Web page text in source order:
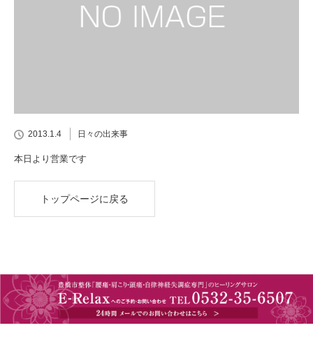
2013.1.4 日々の出来事
本日より営業です
トップページに戻る